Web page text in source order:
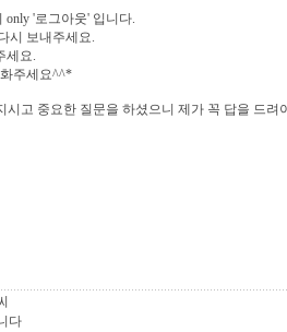
'로그아웃' 입니다.
시 보내주세요.
세요.
주세요^^*
시고 중요한 질문을 하셨으니 제가 꼭 답을 드려
다